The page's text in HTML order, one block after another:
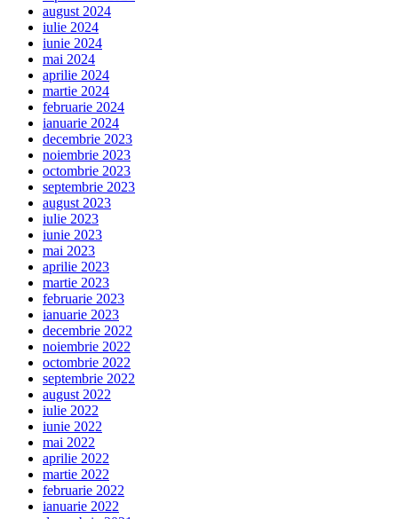
august 2024
iulie 2024
iunie 2024
mai 2024
aprilie 2024
martie 2024
februarie 2024
ianuarie 2024
decembrie 2023
noiembrie 2023
octombrie 2023
septembrie 2023
august 2023
iulie 2023
iunie 2023
mai 2023
aprilie 2023
martie 2023
februarie 2023
ianuarie 2023
decembrie 2022
noiembrie 2022
octombrie 2022
septembrie 2022
august 2022
iulie 2022
iunie 2022
mai 2022
aprilie 2022
martie 2022
februarie 2022
ianuarie 2022